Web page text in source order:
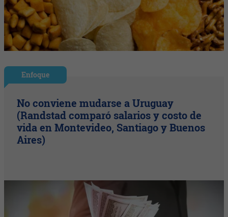
Enfoque
No conviene mudarse a Uruguay
(Randstad comparó salarios y costo de
vida en Montevideo, Santiago y Buenos
Aires)